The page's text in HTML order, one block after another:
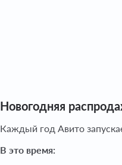
Новогодняя
Каждый год Авито
В это время: